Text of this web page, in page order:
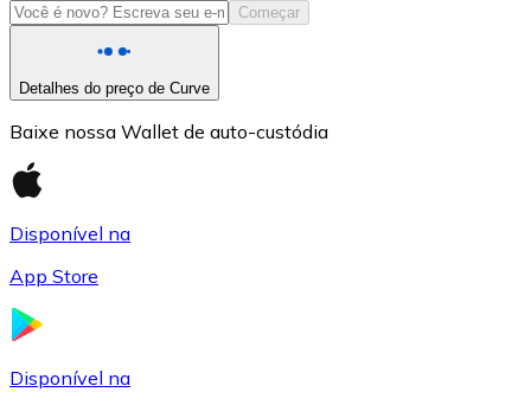
Começar
Detalhes do preço de Curve
Baixe nossa Wallet de auto-custódia
Disponível na
App Store
Disponível na